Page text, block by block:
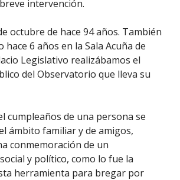
intervención.
octubre de hace 94 años. También
6 años en la Sala Acuña de
Legislativo realizábamos el
del Observatorio que lleva su
cumpleaños de una persona se
ámbito familiar y de amigos,
conmemoración de un
y político, como lo fue la
herramienta para bregar por